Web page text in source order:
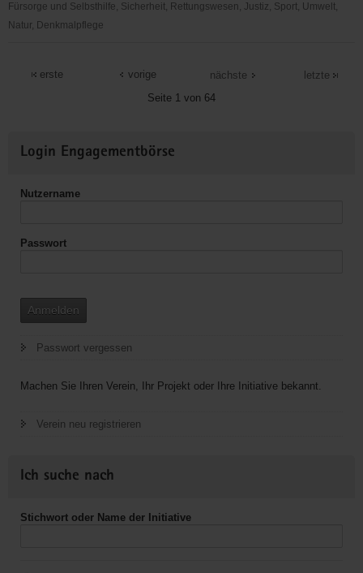
Fürsorge und Selbsthilfe, Sicherheit, Rettungswesen, Justiz, Sport, Umwelt,
Natur, Denkmalpflege
erste
vorige
Seite 1 von 64
nächste letzte
Informationen
Login Engagementbörse
Nutzername
Passwort
Anmelden
Passwort vergessen
Machen Sie Ihren Verein, Ihr Projekt oder Ihre Initiative bekannt.
Verein neu registrieren
Ich suche nach
Stichwort oder Name der Initiative